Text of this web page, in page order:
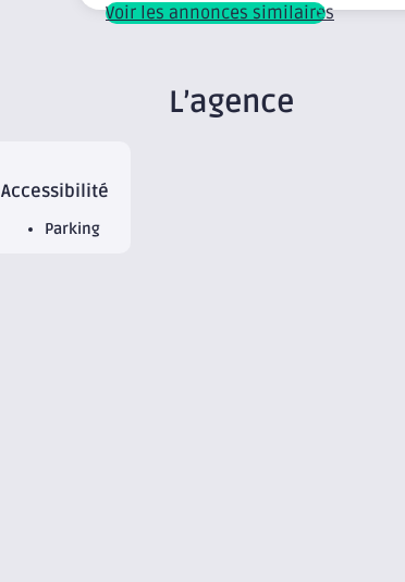
Voir les annonces similaires
Accessibilité
Parking
L’agence